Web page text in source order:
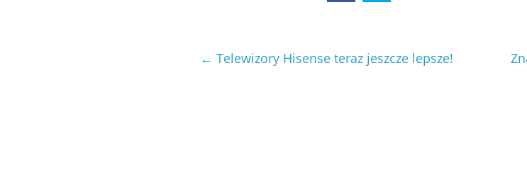
← Telewizory Hisense teraz jeszcze lepsze!